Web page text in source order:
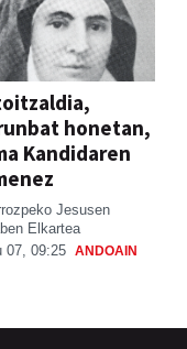
honetan,
Kandidaren
Jesusen
Elkartea
07, 09:25 ANDOAIN